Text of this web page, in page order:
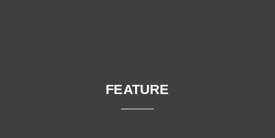
FEATURE